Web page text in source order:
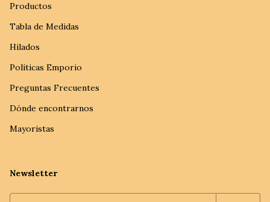
Productos
Tabla de Medidas
Hilados
Políticas Emporio
Preguntas Frecuentes
Dónde encontrarnos
Mayoristas
Newsletter